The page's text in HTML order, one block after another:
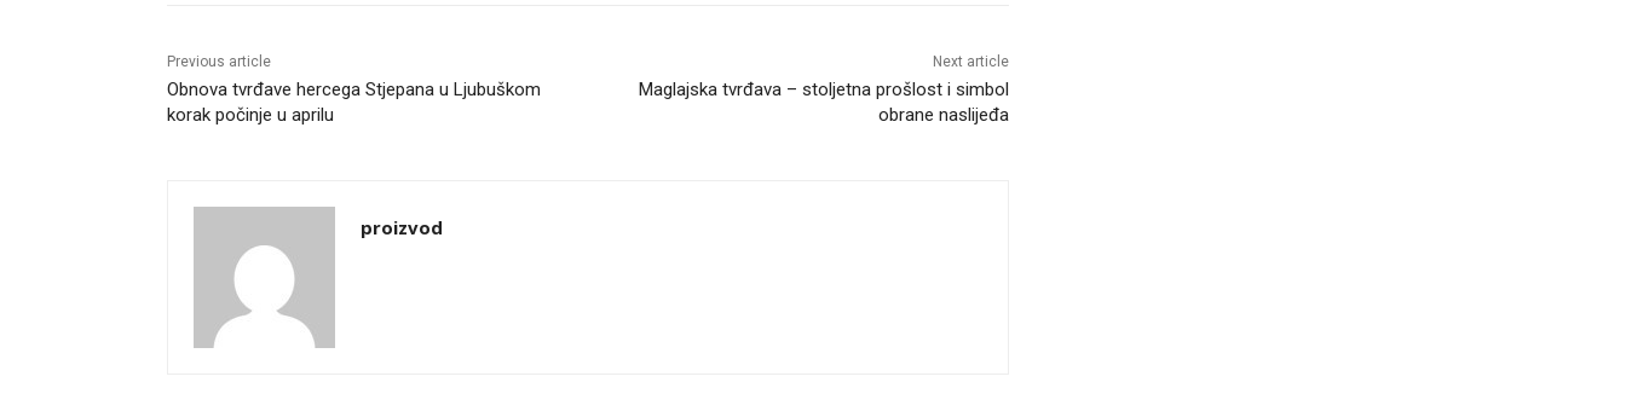
Previous article
Obnova tvrđave hercega Stjepana u Ljubuškom
korak počinje u aprilu
Next article
Maglajska tvrđava – stoljetna prošlost i simbol
obrane naslijeđa
proizvod